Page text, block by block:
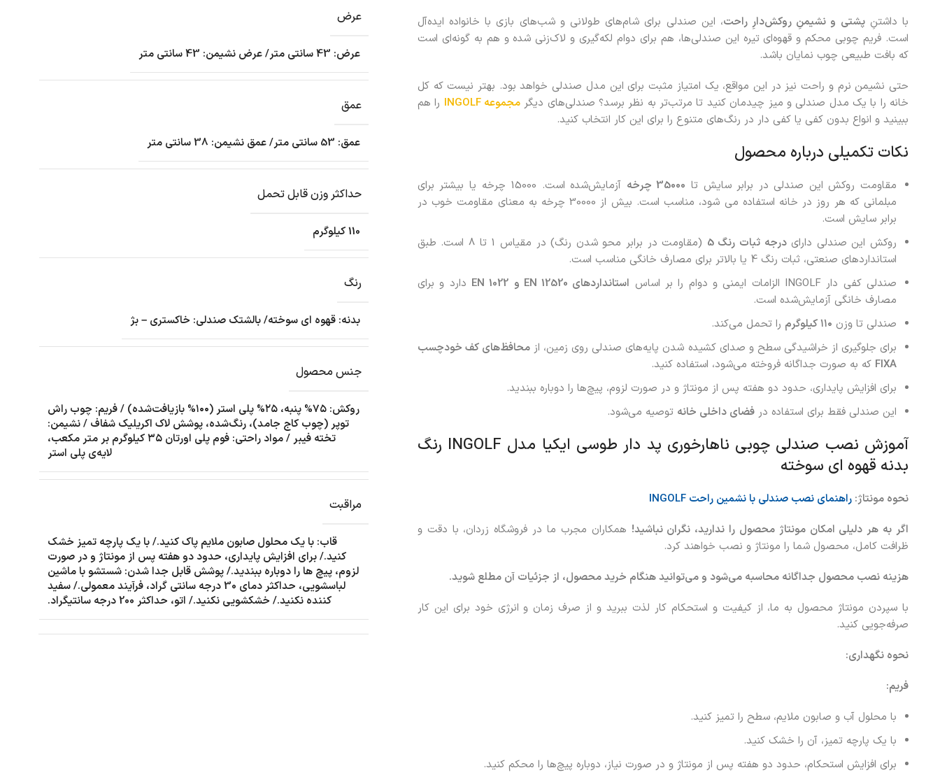
با داشتنِپشتی و نشیمنِ روکش‌دارِ راحت، این صندلی برای شام‌های طولانی و شب‌های بازی با خانواده ایده‌آل
است. فریم چوبی محکم و قهوه‌ای تیره این صندلی‌ها، هم برای دوام لکه‌گیری و لاک‌زنی شده و هم به گونه‌ای است
که بافت طبیعی چوب نمایان باشد.
حتی نشیمن نرم و راحت نیز در این مواقع، یک امتیاز مثبت برای این مدل صندلی خواهد بود. بهتر نیست که کل
خانه را با یک مدل صندلی و میز چیدمان کنید تا مرتب‌تر به نظر برسد؟ صندلی‌های دیگرمجموعه INGOLF
را هم
ببینید و انواع بدون کفی یا کفی دار در رنگ‌های متنوع را برای این کار انتخاب کنید.
نکات تکمیلی درباره محصول
مقاومت روکش این صندلی در برابر سایش تا 35000 چرخه
آزمایش‌شده است. 15000 چرخه یا بیشتر برای
مبلمانی که هر روز در خانه استفاده می شود، مناسب است. بیش از 30000 چرخه به معنای مقاومت خوب در
برابر سایش است.
روکش این صندلی دارایدرجه ثبات رنگ 5
(مقاومت در برابر محو شدن رنگ) در مقیاس 1 تا 8 است. طبق
استانداردهای صنعتی، ثبات رنگ 4 یا بالاتر برای مصارف خانگی مناسب است.
صندلی کفی دار INGOLF الزامات ایمنی و دوام را بر اساس
استانداردهای EN 12520 و EN 1022 دارد و برای
مصارف خانگی آزمایش‌شده است.
صندلی تا وزن ۱۱۰ کیلوگرم
را تحمل می‌کند.
برای جلوگیری از خراشیدگی سطح و صدای کشیده شدن پایه‌های صندلی روی زمین، از محافظ‌های کف خودچسب
FIXA که به صورت جداگانه فروخته می‌شود، استفاده کنید.
برای افزایش پایداری، حدود دو هفته پس از مونتاژ و در صورت لزوم، پیچ‌ها را دوباره ببندید.
این صندلی فقط برای استفاده در فضای داخلی خانه توصیه می‌شود.
آموزش نصب صندلی چوبی ناهارخوری پد دار طوسی ایکیا مدل INGOLF رنگ
بدنه قهوه ای سوخته
نحوه مونتاژ: راهنمای نصب صندلی با نشمین راحت INGOLF
اگر به هر دلیلی امکان مونتاژ محصول را ندارید، نگران نباشید! همکاران مجرب ما در فروشگاه زردان، با دقت و
ظرافت کامل، محصول شما را مونتاژ و نصب خواهند کرد.
هزینه نصب محصول جداگانه محاسبه می‌شود و می‌توانید هنگام خرید محصول، از جزئیات آن مطلع شوید.
با سپردن مونتاژ محصول به ما، از کیفیت و استحکام کار لذت ببرید و از صرف زمان و انرژی خود برای این کار
صرفه‌جویی کنید.
نحوه نگهداری:
فریم:
با محلول آب و صابون ملایم، سطح را تمیز کنید.
با یک پارچه تمیز، آن را خشک کنید.
برای افزایش استحکام، حدود دو هفته پس از مونتاژ و در صورت نیاز، دوباره پیچ‌ها را محکم کنید.
عرض
عرض: 43 سانتی متر/ عرض نشیمن: 43 سانتی متر
عمق
عمق: 53 سانتی متر/ عمق نشیمن: 38 سانتی متر
حداکثر وزن قابل تحمل
110 کیلوگرم
رنگ
بدنه: قهوه ای سوخته/ بالشتک صندلی: خاکستری – بژ
جنس محصول
روکش: ۷۵% پنبه، ۲۵% پلی استر (۱۰۰% بازیافت‌شده) / فریم: چوب راش
توپر (چوب کاج جامد)، رنگ‌شده، پوشش لاک اکریلیک شفاف / نشیمن:
تخته فیبر / مواد راحتی: فوم پلی اورتان ۳۵ کیلوگرم بر متر مکعب،
لایه‌ی پلی استر
مراقبت
قاب: با یک محلول صابون ملایم پاک کنید./ با یک پارچه تمیز خشک
کنید./ برای افزایش پایداری، حدود دو هفته پس از مونتاژ و در صورت
لزوم، پیچ ها را دوباره ببندید./ پوشش قابل جدا شدن: شستشو با ماشین
لباسشویی، حداکثر دمای 30 درجه سانتی گراد، فرآیند معمولی./ سفید
کننده نکنید./ خشکشویی نکنید./ اتو، حداکثر 200 درجه سانتیگراد.